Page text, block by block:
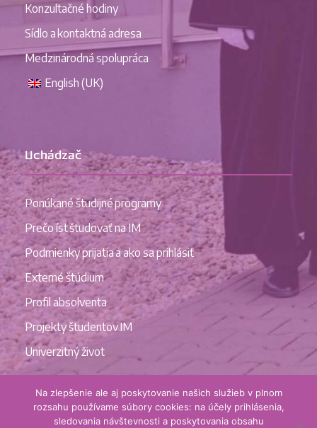
Konzultačné hodiny
Sídlo a kontaktná adresa
Medzinárodná spolupráca
English (UK)
Uchádzač
Ponúkané študijné programy
Prečo íst študovať na IM
Podmienky prijatia a ako sa prihlásiť
Externé štúdium
Profil absolventa
Projekty študentov IM
Univerzitný život
Na zlepšenie ale aj poskytovanie našich služieb v plnom
rozsahu používame súbory cookies: na účely prihlásenia,
sledovania návštevnosti a poskytovania obsahu